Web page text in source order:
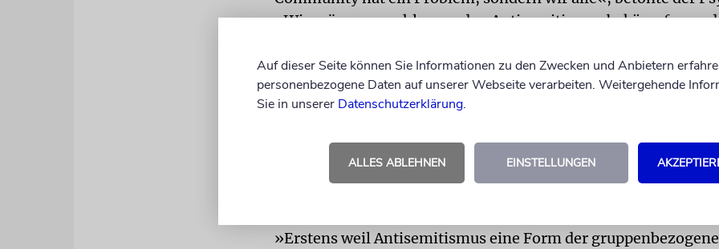
»Wir müssen geschlossen den Antisemitismus bekämpfen
Der 1972 als Sohn eines Imams in Ägypten geborene Hamed
lebt seit 20 Jahren in Deutschland. Nach der Veröffentlichung
kritischen BuchsAbschied vom Himmel
FREMDENFEINDLICHKEIT
»Muslime sollten die
»Erstens weil Antisemitismus eine Form der
Auf dieser Seite können Sie Informationen zu den Zwecken und Anbietern
personenbezogene Daten auf unserer Webseite verarbeiten. Weitergehende
Sie in unserer Datenschutzerklärung.
ALLES ABLEHNEN EINSTELLUNGEN